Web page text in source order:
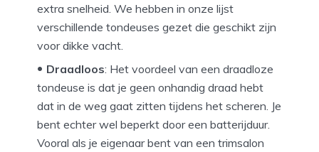
extra snelheid. We hebben in onze lijst
verschillende tondeuses gezet die geschikt zijn
voor dikke vacht.
Draadloos: Het voordeel van een draadloze
tondeuse is dat je geen onhandig draad hebt
dat in de weg gaat zitten tijdens het scheren. Je
bent echter wel beperkt door een batterijduur.
Vooral als je eigenaar bent van een trimsalon